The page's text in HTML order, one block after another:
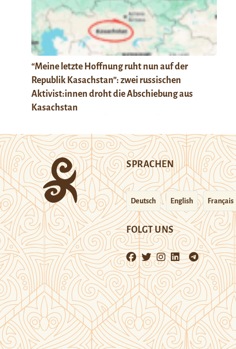
“Meine letzte Hoffnung ruht nun auf der
Republik Kasachstan”: zwei russischen
Aktivist:innen droht die Abschiebung aus
Kasachstan
SPRACHEN
Deutsch English Français
FOLGT UNS